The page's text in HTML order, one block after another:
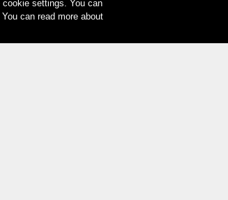
settings. You can
can read more about